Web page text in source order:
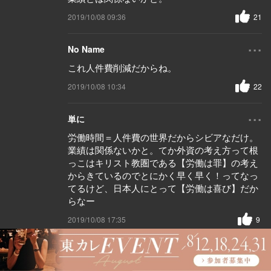
2019/10/08 09:36 21
No Name ...
これ人件費削減だからね。
2019/10/08 10:34 22
単に ...
労働時間＝人件費の世界だからシビアなだけ。
業績は関係ないかと。てか外資の考え方って根
っこはキリスト教圏である【労働は罪】の考え
からきているのでとにかく早く早く！ってなっ
てるけど、日本人にとって【労働は喜び】だか
らなー
2019/10/08 17:35 9
No Name ...